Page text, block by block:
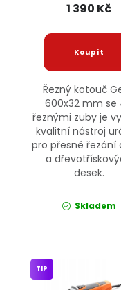
1 390 Kč
Řezný kotouč
600x32 mm se
řeznými zuby je
kvalitní nástroj
pro přesné řezání
a
desek.
Skladem
TIP